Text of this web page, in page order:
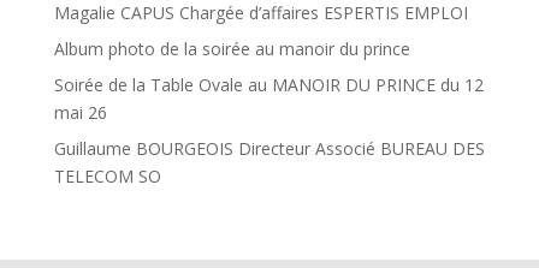
Magalie CAPUS Chargée d’affaires ESPERTIS EMPLOI
Album photo de la soirée au manoir du prince
Soirée de la Table Ovale au MANOIR DU PRINCE du 12
mai 26
Guillaume BOURGEOIS Directeur Associé BUREAU DES
TELECOM SO